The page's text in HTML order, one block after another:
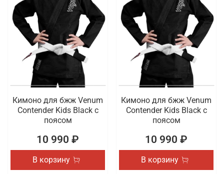
Кимоно для бжж Venum
Contender Kids Black с
поясом
10 990 ₽
В корзину
Кимоно для бжж Venum
Contender Kids Black с
поясом
10 990 ₽
В корзину